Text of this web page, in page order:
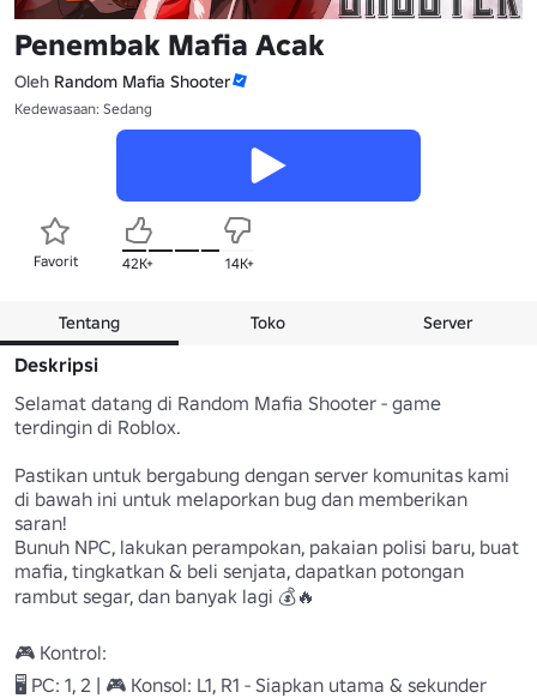
Penembak Mafia Acak
Oleh Random Mafia Shooter
Kedewasaan: Sedang
Favorit 42K+ 14K+
Tentang Toko Server
Deskripsi
Selamat datang di Random Mafia Shooter - game
terdingin di Roblox.
Pastikan untuk bergabung dengan server komunitas kami
di bawah ini untuk melaporkan bug dan memberikan
saran!
Bunuh NPC, lakukan perampokan, pakaian polisi baru, buat
mafia, tingkatkan & beli senjata, dapatkan potongan
rambut segar, dan banyak lagi 💰🔥
🎮 Kontrol:
🖥️ PC: 1, 2 | 🎮 Konsol: L1, R1 - Siapkan utama & sekunder